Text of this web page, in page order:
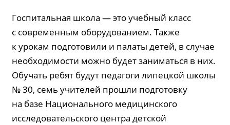
Госпитальная школа — это учебный класс
с современным оборудованием. Также
к урокам подготовили и палаты детей, в случае
необходимости можно будет заниматься в них.
Обучать ребят будут педагоги липецкой школы
№ 30, семь учителей прошли подготовку
на базе Национального медицинского
исследовательского центра детской